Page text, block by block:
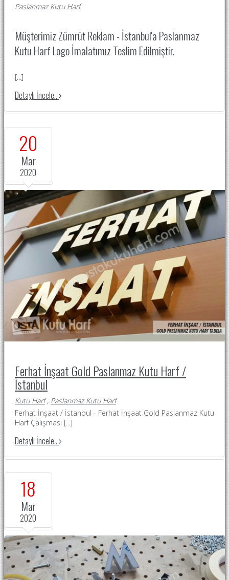
Paslanmaz Kutu Harf
Müşterimiz Zümrüt Reklam - İstanbul'a Paslanmaz
Kutu HarfLogo İmalatımızTeslim Edilmiştir.
[...]
Detaylı İncele..
20
Mar
2020
Ferhat İnşaat Gold Paslanmaz Kutu Harf /
İstanbul
Kutu Harf, Paslanmaz Kutu Harf
Ferhat İnşaat / İstanbul - Ferhat İnşaat Gold Paslanmaz Kutu
Harf Çalışması [...]
Detaylı İncele..
18
Mar
2020